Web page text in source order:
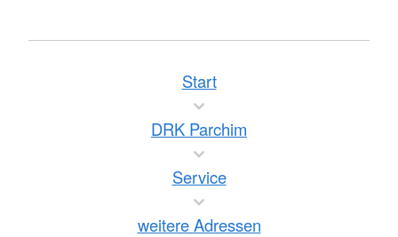
Start
DRK Parchim
Service
weitere Adressen